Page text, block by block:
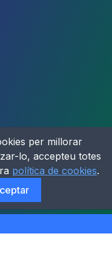
per millorar
lo, accepteu totes
política de cookies.